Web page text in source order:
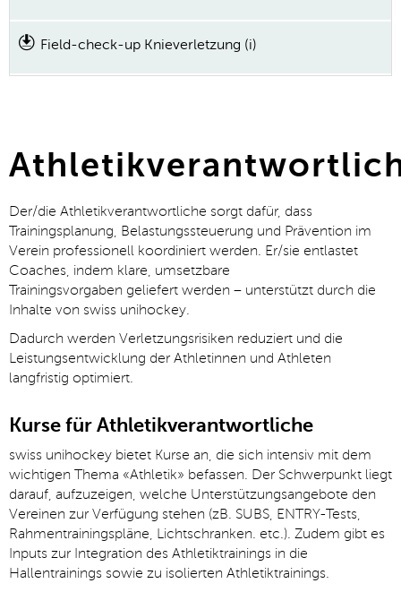
Field-check-up Knieverletzung (i)
Der/die Athletikverantwortliche sorgt dafür, dass
Trainingsplanung, Belastungssteuerung und Prävention im
Verein professionell koordiniert werden. Er/sie entlastet
Coaches, indem klare, umsetzbare
Trainingsvorgaben geliefert werden – unterstützt durch die
Inhalte von swiss unihockey.
Dadurch werden Verletzungsrisiken reduziert und die
Leistungsentwicklung der Athletinnen und Athleten
langfristig optimiert.
Kurse für Athletikverantwortliche
swiss unihockey bietet Kurse an, die sich intensiv mit dem
wichtigen Thema «Athletik» befassen. Der Schwerpunkt liegt
darauf, aufzuzeigen, welche Unterstützungsangebote den
Vereinen zur Verfügung stehen (zB. SUBS, ENTRY-Tests,
Rahmentrainingspläne, Lichtschranken. etc.). Zudem gibt es
Inputs zur Integration des Athletiktrainings in die
Hallentrainings sowie zu isolierten Athletiktrainings.